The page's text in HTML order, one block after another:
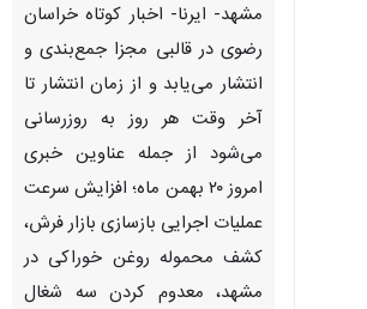
مشهد- ایرنا- اخبار کوتاه خراسان
رضوی در قالبی مجزا جمع‌بندی و
انتشار می‌یابد و از زمان انتشار تا
آخر وقت هر روز به روزرسانی
می‌شود از جمله عناوین خبری
امروز ۲۰ بهمن ماه؛ افزایش سرعت
عملیات اجرایی بازسازی بازار فرش،
کشف محموله روغن خوراکی در
مشهد، معدوم کردن سه شغال